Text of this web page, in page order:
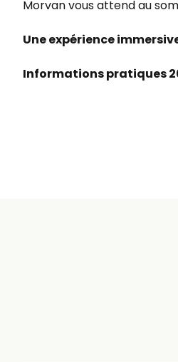
Morvan vous attend au
Une expérience
Informations pratiques